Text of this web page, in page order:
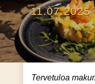
11.07.2025
Tervetuloa